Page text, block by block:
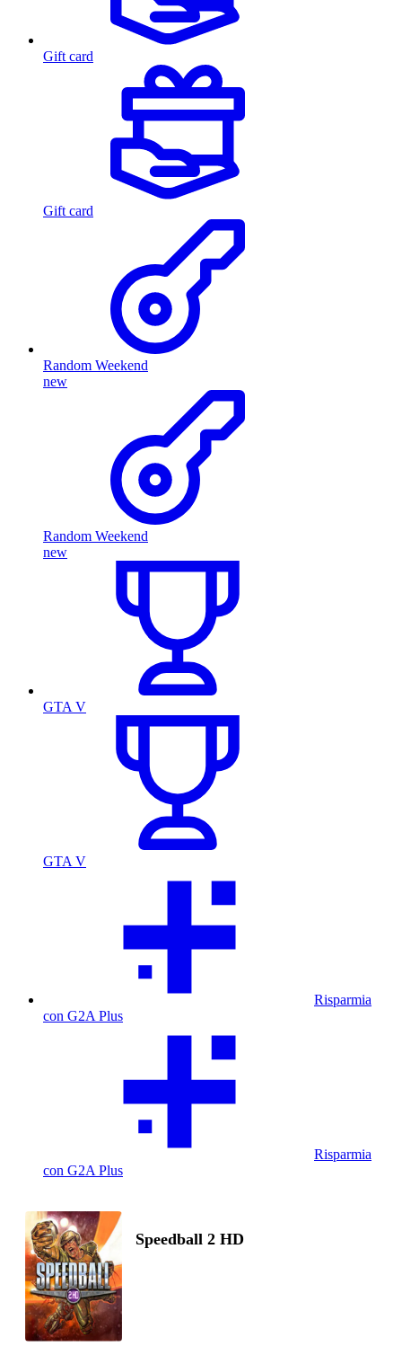
Gift card
Gift card
Random Weekend
new
Random Weekend
new
GTA V
GTA V
Risparmia
con G2A Plus
Risparmia
con G2A Plus
Speedball 2 HD